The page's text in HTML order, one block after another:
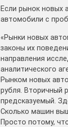
Если рынок новых
автомобили с
«Рынки новых
законы их
направления
аналитического
Рынком новых
рубля. Вторичный
предсказуемый.
Сколько машин
Просто потому,